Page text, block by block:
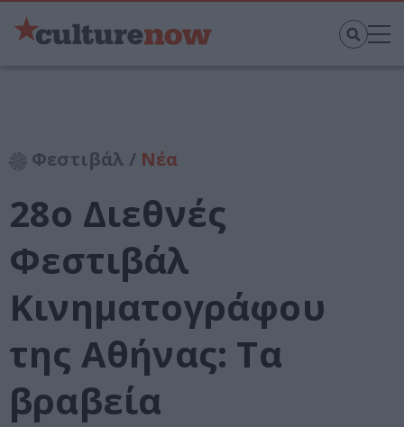
Φεστιβάλ / Νέα
28ο Διεθνές
Φεστιβάλ
Κινηματογράφου
της Αθήνας: Τα
βραβεία